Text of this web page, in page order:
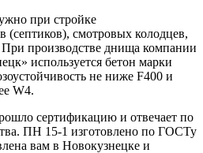
при стройке
(септиков), смотровых колодцев,
производстве днища компании
используется бетон марки
не ниже F400 и
W4.
сертификацию и отвечает по
ПН 15-1 изготовлено по ГОСТу
вам в Новокузнецке и